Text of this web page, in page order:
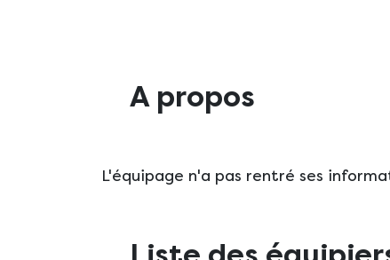
A propos
L'équipage n'a pas rentré ses